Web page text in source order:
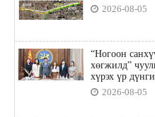
2026-08-05
“Ногоон
хөгжилд”
хүрэх үр
2026-08-05